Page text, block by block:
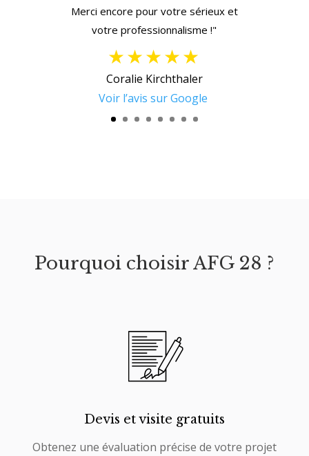
Merci encore pour votre sérieux et
votre professionnalisme !"
★★★★★
Coralie Kirchthaler
Voir l’avis sur Google
Pourquoi choisir AFG 28 ?
Devis et visite gratuits
Obtenez une évaluation précise de votre projet